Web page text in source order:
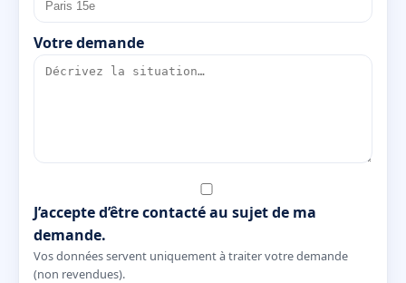
Votre demande
J’accepte d’être contacté au sujet de ma
demande.
Vos données servent uniquement à traiter votre demande
(non revendues).